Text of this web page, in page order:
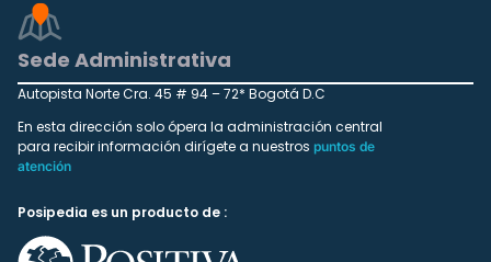
Sede Administrativa
Autopista Norte Cra. 45 # 94 – 72* Bogotá D.C
En esta dirección solo ópera la administración central
para recibir información dirígete a nuestros puntos de
atención
Posipedia es un producto de :